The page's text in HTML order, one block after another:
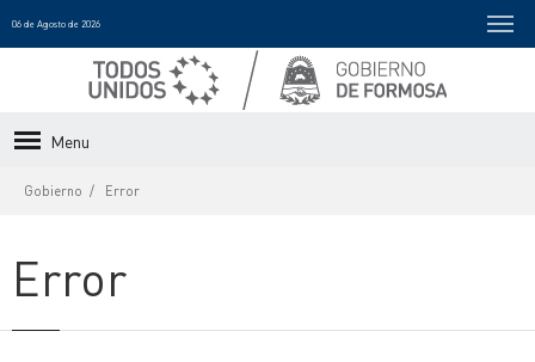
06 de Agosto de 2026
Menu
Gobierno Error
Error